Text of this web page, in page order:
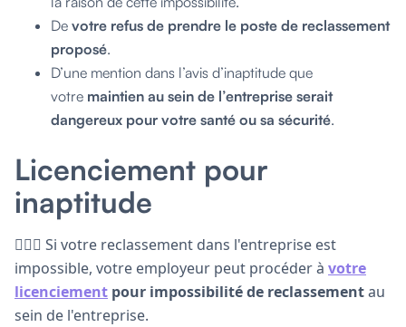
De votre refus de prendre le poste de reclassement
proposé.
D’une mention dans l’avis d’inaptitude que
votre maintien au sein de l’entreprise serait
dangereux pour votre santé ou sa sécurité.
Licenciement pour
inaptitude
🙅🏼‍♂️ Si votre reclassement dans l'entreprise est
impossible, votre employeur peut procéder à votre
licenciement pour impossibilité de reclassementau
sein de l'entreprise.